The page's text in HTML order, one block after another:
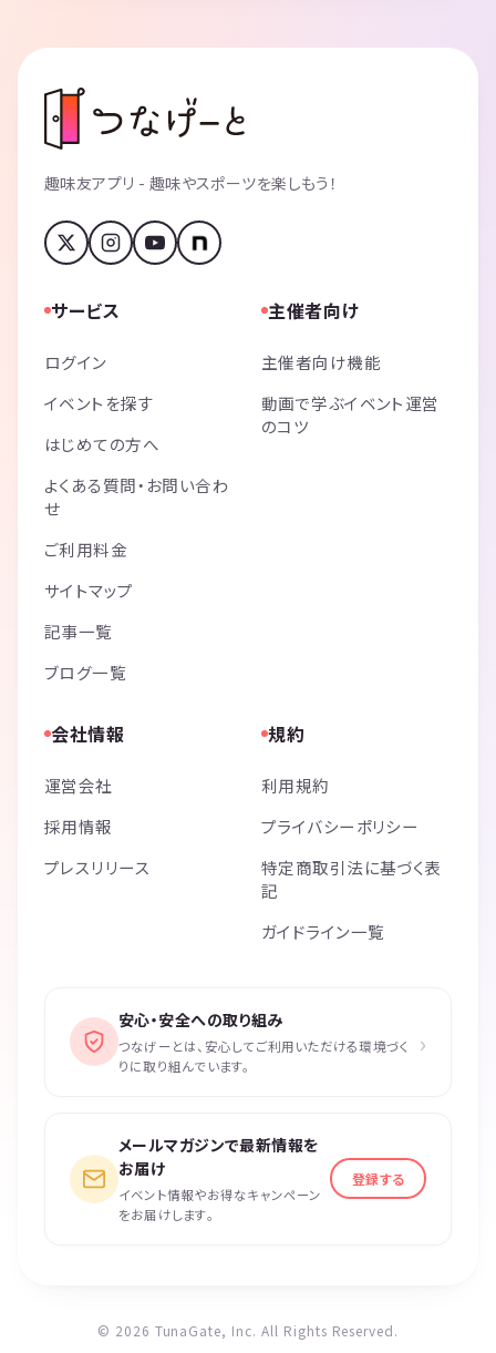
趣味友アプリ - 趣味やスポーツを楽しもう！
サービス
ログイン
イベントを探す
はじめての方へ
よくある質問・お問い合わ
せ
ご利用料金
サイトマップ
記事一覧
ブログ一覧
主催者向け
主催者向け機能
動画で学ぶイベント運営
のコツ
会社情報
運営会社
採用情報
プレスリリース
規約
利用規約
プライバシーポリシー
特定商取引法に基づく表
記
ガイドライン一覧
安心・安全への取り組み
つなげーとは、安心してご利用いただける環境づく
りに取り組んでいます。
›
メールマガジンで最新情報を
お届け
イベント情報やお得なキャンペーン
をお届けします。
登録する
© 2026 TunaGate, Inc. All Rights Reserved.